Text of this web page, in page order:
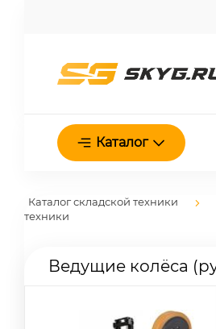
Каталог
Каталог складской техники
техники
Ведущие колёса